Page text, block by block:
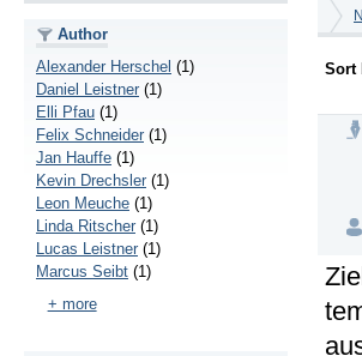
Author
Alexander Herschel (1)
Daniel Leistner (1)
Elli Pfau (1)
Felix Schneider (1)
Jan Hauffe (1)
Kevin Drechsler (1)
Leon Meuche (1)
Linda Ritscher (1)
Lucas Leistner (1)
Marcus Seibt (1)
+ more
Sort